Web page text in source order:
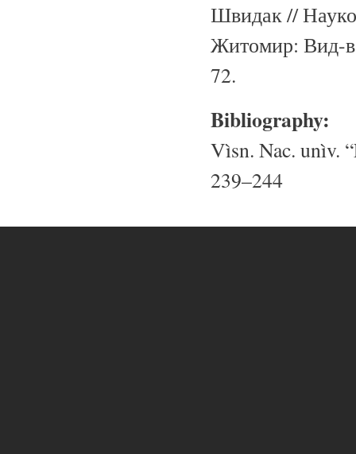
Швидак //
Житомир: Вид-
72.
Bibliography:
Vìsn. Nac. unìv.
239–244